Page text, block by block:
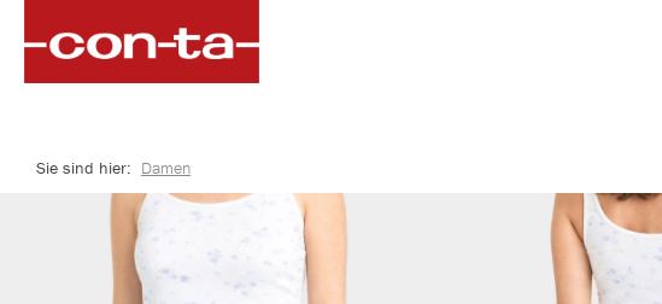
Zur Hauptnavigation springen
Sie sind hier: Damen